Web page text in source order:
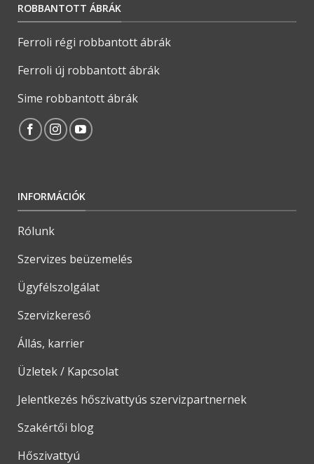
ROBBANTOTT ÁBRÁK
Ferroli régi robbantott ábrák
Ferroli új robbantott ábrák
Sime robbantott ábrák
INFORMÁCIÓK
Rólunk
Szervizes beüzemelés
Ügyfélszolgálat
Szervizkereső
Állás, karrier
Üzletek / Kapcsolat
Jelentkezés hőszivattyús szervizpartnernek
Szakértői blog
Hőszivattyú